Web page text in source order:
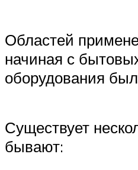
Областей
начиная с
оборудования
Существует
бывают: